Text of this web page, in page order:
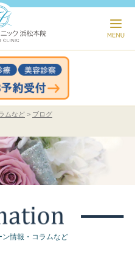
ムなど ブログ
情報・コラムなど